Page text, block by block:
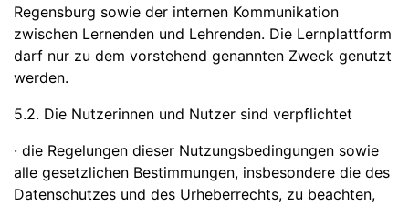
Regensburg sowie der internen Kommunikation
zwischen Lernenden und Lehrenden. Die Lernplattform
darf nur zu dem vorstehend genannten Zweck genutzt
werden.
5.2. Die Nutzerinnen und Nutzer sind verpflichtet
· die Regelungen dieser Nutzungsbedingungen sowie
alle gesetzlichen Bestimmungen, insbesondere die des
Datenschutzes und des Urheberrechts, zu beachten,